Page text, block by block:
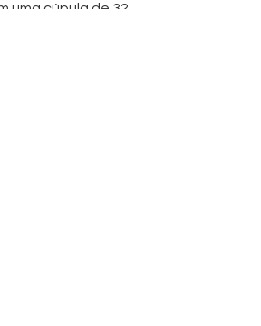
uma cúpula de 32